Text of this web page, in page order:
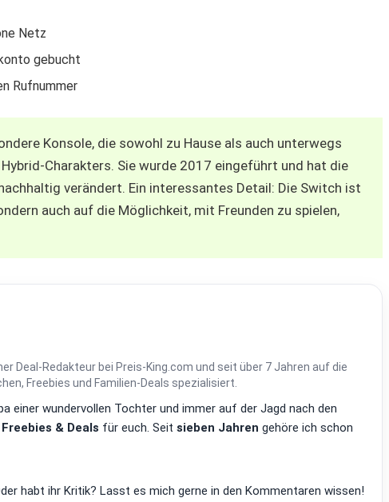
Netz
gebucht
Rufnummer
Konsole, die sowohl zu Hause als auch unterwegs
Charakters. Sie wurde 2017 eingeführt und hat die
verändert. Ein interessantes Detail: Die Switch ist
auch auf die Möglichkeit, mit Freunden zu spielen,
Deal-Redakteur bei Preis-King.com und seit über 7 Jahren auf die
Freebies und Familien-Deals spezialisiert.
einer wundervollen Tochter und immer auf der Jagd nach den
& Deals für euch. Seit sieben Jahren gehöre ich schon
habt ihr Kritik? Lasst es mich gerne in den Kommentaren wissen!